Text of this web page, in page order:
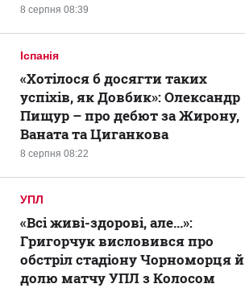
8 серпня 08:39
Іспанія
8 серпня 08:22
«Хотілося б досягти таких
успіхів, як Довбик»: Олександр
Пищур – про дебют за Жирону,
Ваната та Циганкова
УПЛ
«Всі живі-здорові, але...»:
Григорчук висловився про
обстріл стадіону Чорноморця й
долю матчу УПЛ з Колосом